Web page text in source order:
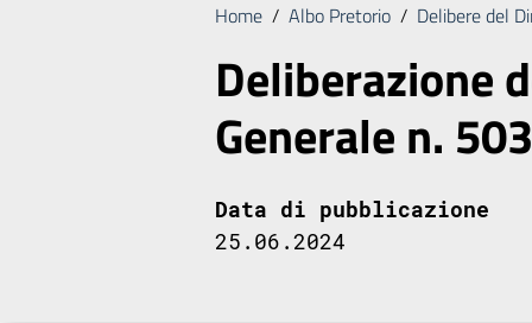
Home / Albo Pretorio / Delibere del
Deliberazione
Generale n.
Data di pubblicazione
25.06.2024